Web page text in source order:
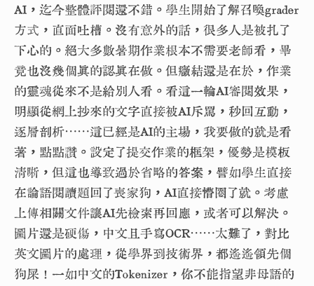
AI，迄今整體評閱還不錯。學生開始了解召喚grader
方式，直面吐槽。沒有意外的話，很多人是被扎了
下心的。絕大多數暑期作業根本不需要老師看，畢
竟也沒幾個真的認真在做。但癥結還是在於，作業
的靈魂從來不是給別人看。看這一輪AI審閱效果，
明顯從網上抄來的文字直接被AI斥罵，秒回互動，
逐層剖析⋯⋯這已經是AI的主場，我要做的就是看
著，點點讚。設定了提交作業的框架，優勢是模板
清晰，但這也導致過於省略的答案，譬如學生直接
在論語閱讀題回了喪家狗，AI直接懵圈了就。考慮
上傳相關文件讓AI先檢索再回應，或者可以解決。
圖片還是硬傷，中文且手寫OCR⋯⋯太難了，對比
英文圖片的處理，從學界到技術界，都遙遙領先個
狗屎！一如中文的Tokenizer，你不能指望非母語的